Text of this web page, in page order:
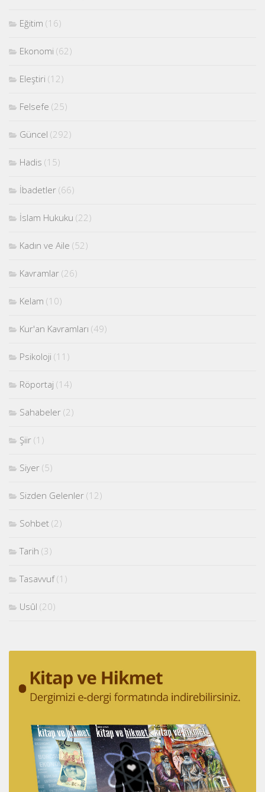
Eğitim (16)
Ekonomi (62)
Eleştiri (12)
Felsefe (25)
Güncel (292)
Hadis (15)
İbadetler (66)
İslam Hukuku (22)
Kadın ve Aile (52)
Kavramlar (26)
Kelam (10)
Kur'an Kavramları (49)
Psikoloji (11)
Röportaj (14)
Sahabeler (2)
Şiir (1)
Siyer (5)
Sizden Gelenler (12)
Sohbet (2)
Tarih (3)
Tasavvuf(1)
Usûl (20)